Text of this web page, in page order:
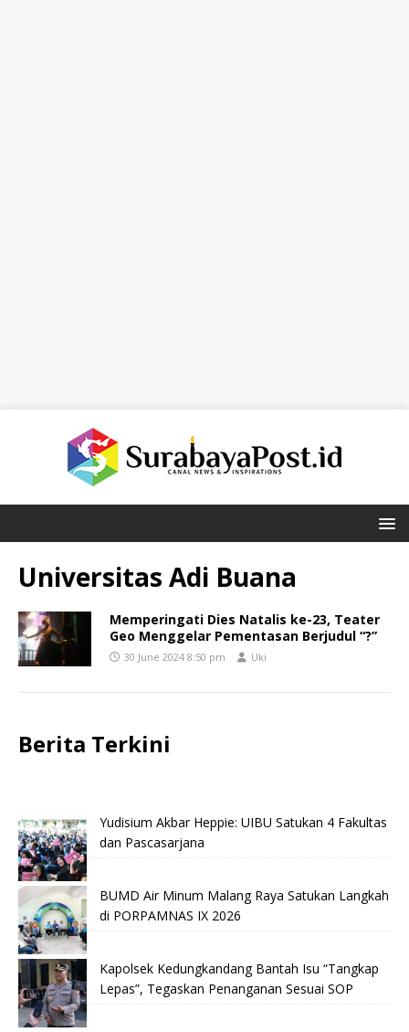
Universitas Adi Buana
Memperingati Dies Natalis ke-23, Teater
Geo Menggelar Pementasan Berjudul “?”
30 June 2024 8:50 pm Uki
Berita Terkini
Yudisium Akbar Heppie: UIBU Satukan 4 Fakultas
dan Pascasarjana
BUMD Air Minum Malang Raya Satukan Langkah
di PORPAMNAS IX 2026
Kapolsek Kedungkandang Bantah Isu “Tangkap
Lepas”, Tegaskan Penanganan Sesuai SOP